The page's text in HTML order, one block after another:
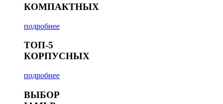
КОМПАКТНЫХ
подробнее
ТОП-5
КОРПУСНЫХ
подробнее
ВЫБОР